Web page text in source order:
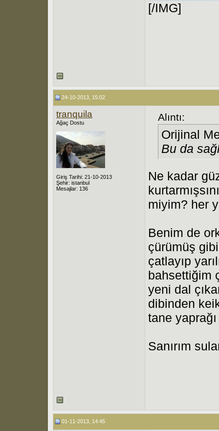
[/IMG]
24-10-2013, 15:02
tranquila
Ağaç Dostu
Giriş Tarihi: 21-10-2013
Şehir: istanbul
Mesajlar: 136
Alıntı:
Orijinal
Bu da
Ne kadar
miyim? her
Benim de
çürümüş
çatlayıp
bahsettiğim
yeni dal
dibinden
tane
Sanırım
01-11-2013, 14:45